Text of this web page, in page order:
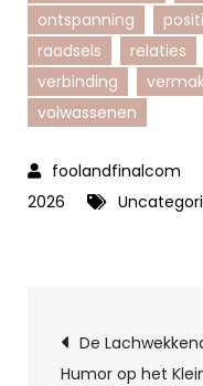
ontspanning
raadsels
relaties
verbinding
volwassenen
2026
Raadsels
De
Humor op het